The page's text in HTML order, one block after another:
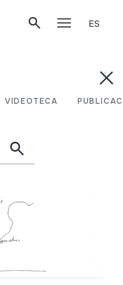
VIDEOTECA
ES